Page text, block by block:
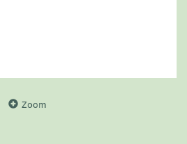
Zoom